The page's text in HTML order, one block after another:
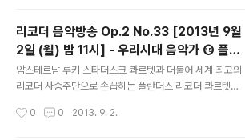
명하기엔 충분한 것 같습니다. 그 중에서 리코더를 위한 네
곡의 협주곡을 이번 방송에서 만나 봅니다. 월요일 밤 11시
에 뵐께요~! ^^ ● 방송일시 : 2013년 9월 9일 (월) 밤 11
시 ● 청취방법 : 선택 ① 우측 사이드바의 세이라디오 플레
이 버튼 누르기. 또는 세이라디오 설치 후 '리코더 음악방
후, 아래 방송주소를 윈앰프의 열기(ADD)-> URL 추가..
리코더 음악방송 Op.2 No.33 [2013년 9월
2일 (월) 밤 11시] - 우리시대 음악가 ⑮ 플란
더스 리코더 콰르텟
암스테르담 루키 스타더스크 콰르텟과 더불어 세계 최고의
리코더 사중주단으로 손꼽히는 플란더스 리코더 콰르텟이
내 연주자들과의 합동 연주도 기대를 모으고 있는데요. 리
0 0 2013. 9. 2.